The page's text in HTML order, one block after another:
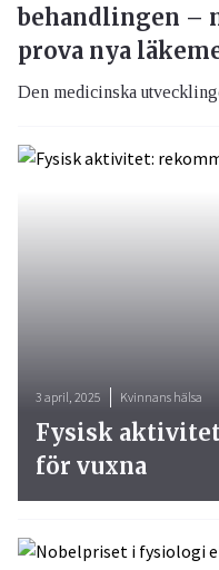
behandlingen –
prova nya
Den medicinska
3 april, 2025 Kvinnans hälsa
Fysisk
för vuxna